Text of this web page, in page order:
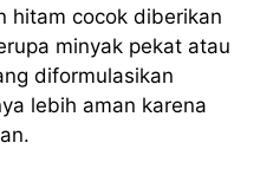
hitam cocok diberikan
minyak pekat atau
diformulasikan
lebih aman karena